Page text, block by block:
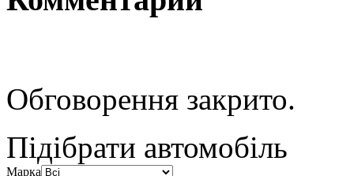
Обговорення закрито.
Підібрати автомобіль
Марка